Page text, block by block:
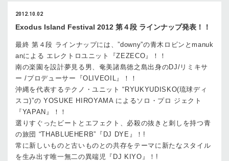
2012.10.02
Exodus Island Festival 2012 第４段 ラインナップ発表！！
最終 第４段 ラインナップには、”downy”の青木ロビンとmanuk
anによる エレクトロユニット『ZEZECO』！！
南の楽園を設計夢見る男、奄美諸島徳之島出身のDJ/リミキサ
ー /プロデューサー『OLIVEOIL』！！
沖縄を代表するテクノ・ユニット “RYUKYUDISKO(琉球ディ
スコ)”の YOSUKE HIROYAMA によるソロ・プロ ジェクト
『YAPAN』！！
選りすぐったビートとエフェクト、必殺の抜きと刺しを持つ青
の旅団 “THABLUEHERB”『DJ DYE』！!
常に新しいものと古いものとの共存をテーマに新たなスタイル
を生み出す唯一無二の異端児『DJ KIYO』！!